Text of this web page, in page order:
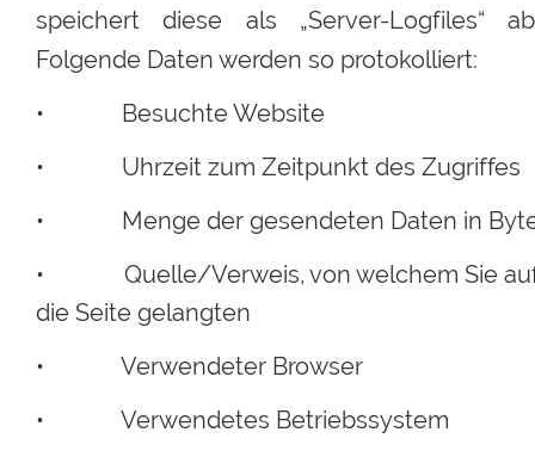
speichert
diese als „Server-Logfiles“
Folgende Daten werden so protokolliert:
•             Besuchte Website
•             Uhrzeit zum Zeitpunkt des Zugriffes
•             Menge der gesendeten Daten in
•
Quelle/Verweis, von welchem Sie
die Seite gelangten
•             Verwendeter Browser
•             Verwendetes Betriebssystem